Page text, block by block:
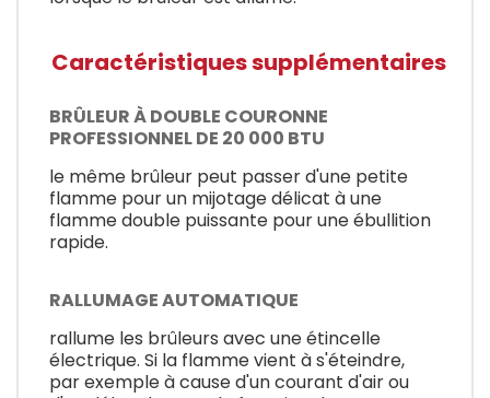
Caractéristiques supplémentaires
BRÛLEUR À DOUBLE COURONNE
PROFESSIONNEL DE 20 000 BTU
le même brûleur peut passer d'une petite
flamme pour un mijotage délicat à une
flamme double puissante pour une ébullition
rapide.
RALLUMAGE AUTOMATIQUE
rallume les brûleurs avec une étincelle
électrique. Si la flamme vient à s'éteindre,
par exemple à cause d'un courant d'air ou